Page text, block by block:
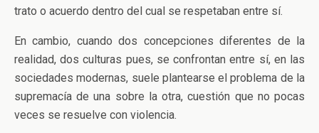
trato o acuerdo dentro del cual se respetaban entre sí.
En cambio, cuando dos concepciones diferentes de la
realidad, dos culturas pues, se confrontan entre sí, en las
sociedades modernas, suele plantearse el problema de la
supremacía de una sobre la otra, cuestión que no pocas
veces se resuelve con violencia.